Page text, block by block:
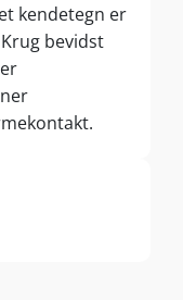
kendetegn er
bevidst